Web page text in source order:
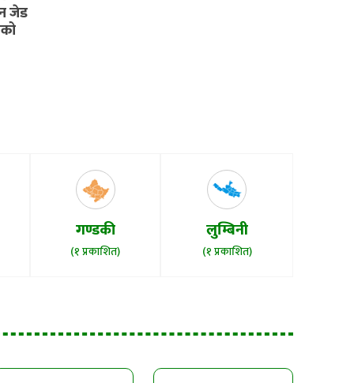
जेड
गण्डकी
(१ प्रकाशित)
लुम्बिनी
(१ प्रकाशित)